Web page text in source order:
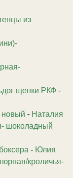
из
щенки РКФ -
новый - Наталия
шоколадный
- Юлия
кроличья-